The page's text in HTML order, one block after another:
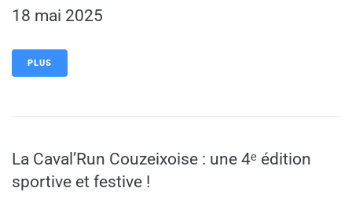
18 mai 2025
PLUS
La Caval’Run Couzeixoise : une 4ᵉ édition
sportive et festive !